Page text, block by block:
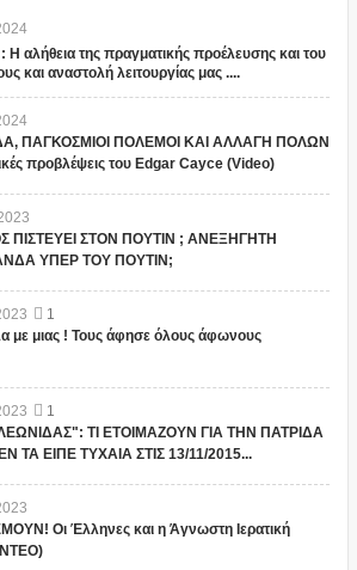
αλήθεια της πραγματικής προέλευσης και του
και αναστολή λειτουργίας μας ....
ΠΑΓΚΟΣΜΙΟΙ ΠΟΛΕΜΟΙ ΚΑΙ ΑΛΛΑΓΗ ΠΟΛΩΝ
προβλέψεις του Edgar Cayce (Video)
ΠΙΣΤΕΥΕΙ ΣΤΟΝ ΠΟΥΤΙΝ ; ΑΝΕΞΗΓΗΤΗ
ΥΠΕΡ ΤΟΥ ΠΟΥΤΙΝ;
1
με μιας ! Τους άφησε όλους άφωνους
1
ΤΙ ΕΤΟΙΜΑΖΟΥΝ ΓΙΑ ΤΗΝ ΠΑΤΡΙΔΑ
ΤΑ ΕΙΠΕ ΤΥΧΑΙΑ ΣΤΙΣ 13/11/2015...
Οι Έλληνες και η Άγνωστη Ιερατική